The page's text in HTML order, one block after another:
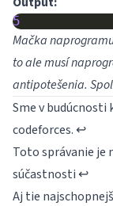
5
Mačka
to ale musí
antipotešenia.
Sme v budúcnosti
codeforces. ↩
Toto správanie je
súčastnosti ↩
Aj tie